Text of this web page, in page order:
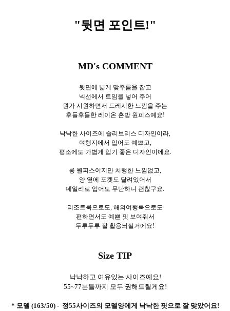
"뒷면 포인트!"
MD's COMMENT
뒷면에 넓게 맞주름을 잡고
넥선에서 트임을 넣어 주어
뭔가 시원하면서 드레시한 느낌을 주는
후들후들한 레이온 혼방 원피스예요!
낙낙한 사이즈에 슬리브리스 디자인이라,
여행지에서 입어도 예쁘고,
평소에도 가볍게 입기 좋은 디자인이에요.
롱 원피스이지만 치렁한 느낌없고,
양 옆에 포켓도 달려있어서
데일리로 입어도 무난하니 괜찮구요.
리조트룩으로도, 해외여행룩으로도
편하면서도 예쁜 핏 보여줘서
두루두루 잘 활용되실거에요!
Size TIP
낙낙하고 여유있는 사이즈예요!
55~77분들까지 모두 권해드릴게요!
* 모델 (163/50) - 정55사이즈의 모델양에게 낙낙한 핏으로 잘 맞았어요!